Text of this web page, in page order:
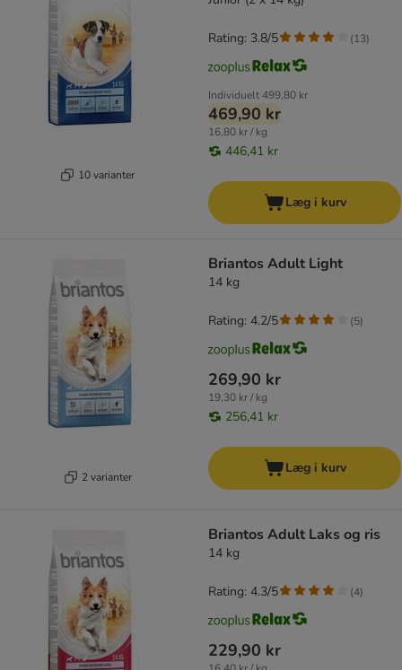
10 varianter
Individuelt499,80 kr
469,90 kr
16,80 kr / kg
446,41 kr
Rating: 3.8/5 (13)
Læg i kurv
2 varianter
Briantos Adult Light
14 kg
269,90 kr
19,30 kr / kg
256,41 kr
Rating: 4.2/5 (5)
Læg i kurv
Briantos Adult Laks og ris
14 kg
229,90 kr
Rating: 4.3/5 (4)